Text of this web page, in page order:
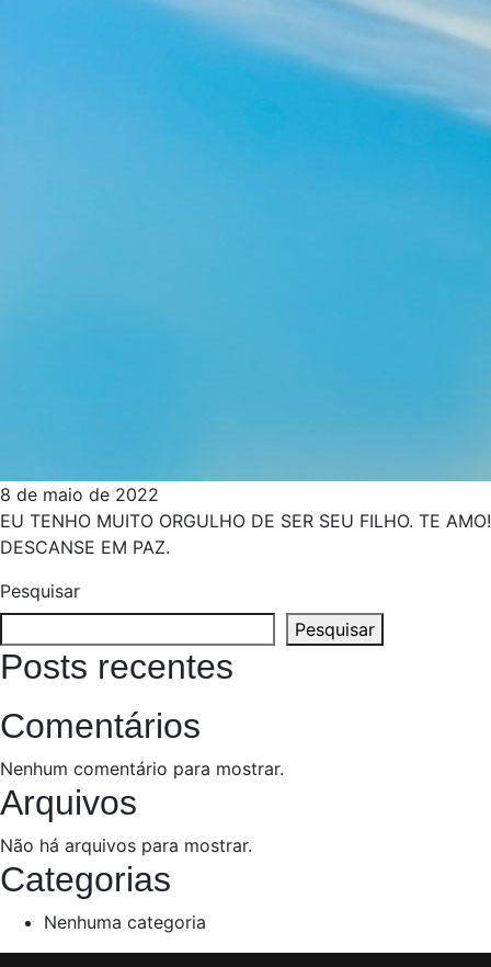
8 de maio de 2022
EU TENHO MUITO ORGULHO DE SER SEU FILHO. TE AMO!
DESCANSE EM PAZ.
Pesquisar
Pesquisar
Posts recentes
Comentários
Nenhum comentário para mostrar.
Arquivos
Não há arquivos para mostrar.
Categorias
Nenhuma categoria